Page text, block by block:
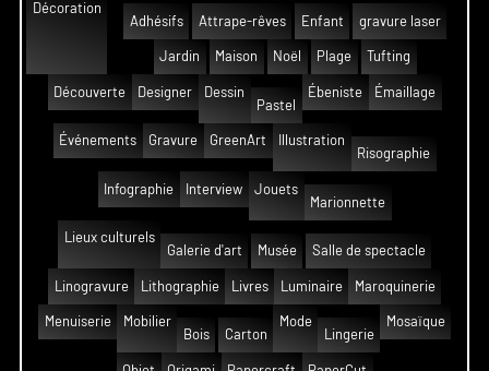
Décoration
Adhésifs
Attrape-rêves Enfant gravure laser
Jardin Maison Noël Plage Tufting
Découverte Designer
Dessin
Pastel
Ébeniste Émaillage
Événements Gravure GreenArt
Illustration
Risographie
Infographie Interview
Jouets
Marionnette
Lieux culturels
Galerie d'art
Musée Salle de spectacle
Linogravure Lithographie Livres Luminaire Maroquinerie
Menuiserie
Mobilier
Bois
Carton
Mode
Lingerie
Mosaïque